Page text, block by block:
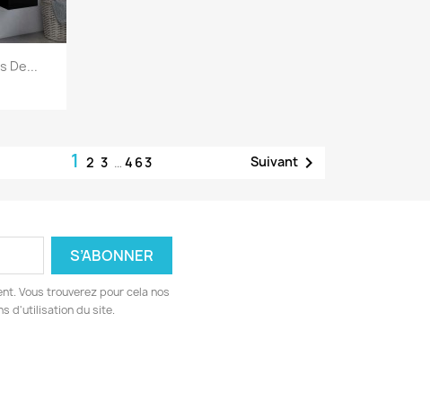
De...
1 2 3 … 463 Suivant
Vous trouverez pour cela nos
d'utilisation du site.